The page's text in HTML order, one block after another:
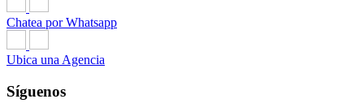
Chatea por Whatsapp
Ubica una Agencia
Síguenos